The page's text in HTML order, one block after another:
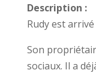
Description :
Rudy est
Son
sociaux. Il a